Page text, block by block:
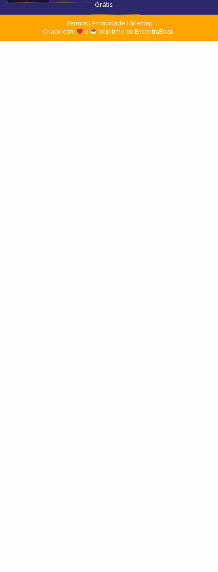
Grátis
Termos| Privacidade
Sitemap
Criado com
e pelo time do EncontraBrasil